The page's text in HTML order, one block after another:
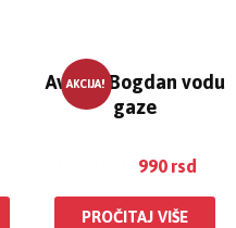
AKCIJA!
Avram, Bogdan vodu
gaze
990 rsd
PROČITAJ VIŠE